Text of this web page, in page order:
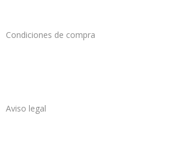
Condiciones de compra
Aviso legal